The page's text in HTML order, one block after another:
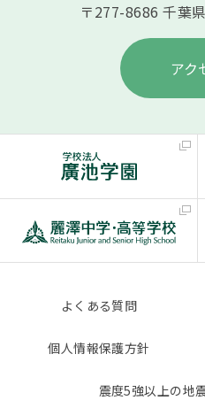
〒277-8686 千葉
アク
よくある質問
個人情報保護方針
震度5強以上の地